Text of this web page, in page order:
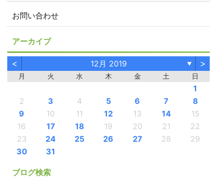
お問い合わせ
アーカイブ
< 12月 2019 ▼ >
月 火 水 木 金 土 日
1
2
3 4 5 6 7
8
9
10 11 12 13 14
15
16
17 18 19 20 21
22
23
24 25 26 27 28
29
30
31
ブログ検索